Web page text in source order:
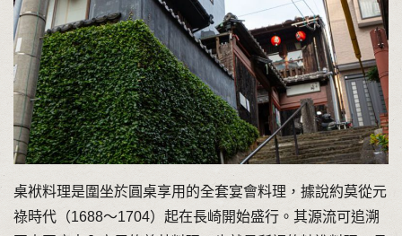
桌袱料理是圍坐於圓桌享用的全套宴會料理，據說約莫從元
祿時代（1688～1704）起在長崎開始盛行。其源流可追溯